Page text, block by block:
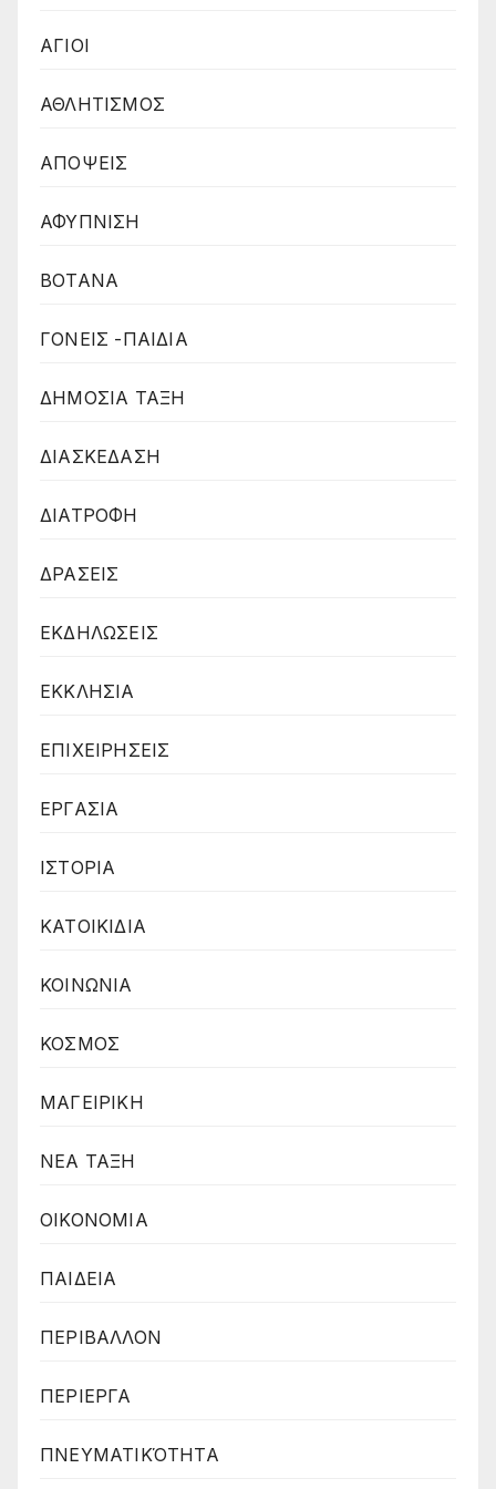
ΑΓΙΟΙ
ΑΘΛΗΤΙΣΜΟΣ
ΑΠΟΨΕΙΣ
ΑΦΥΠΝΙΣΗ
ΒΟΤΑΝΑ
ΓΟΝΕΙΣ -ΠΑΙΔΙΑ
ΔΗΜΟΣΙΑ ΤΑΞΗ
ΔΙΑΣΚΕΔΑΣΗ
ΔΙΑΤΡΟΦΗ
ΔΡΑΣΕΙΣ
ΕΚΔΗΛΩΣΕΙΣ
ΕΚΚΛΗΣΙΑ
ΕΠΙΧΕΙΡΗΣΕΙΣ
ΕΡΓΑΣΙΑ
ΙΣΤΟΡΙΑ
ΚΑΤΟΙΚΙΔΙΑ
ΚΟΙΝΩΝΙΑ
ΚΟΣΜΟΣ
ΜΑΓΕΙΡΙΚΗ
ΝΕΑ ΤΑΞΗ
ΟΙΚΟΝΟΜΙΑ
ΠΑΙΔΕΙΑ
ΠΕΡΙΒΑΛΛΟΝ
ΠΕΡΙΕΡΓΑ
ΠΝΕΥΜΑΤΙΚΌΤΗΤΑ